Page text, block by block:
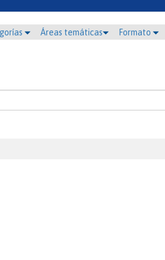
Áreas temáticas Formato